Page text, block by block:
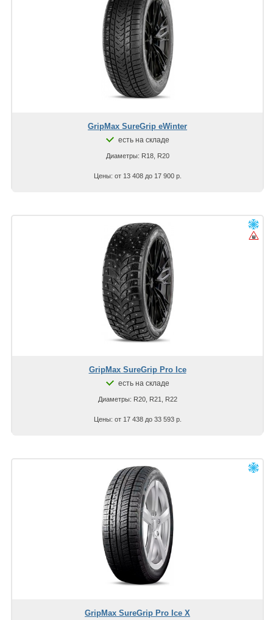
GripMax SureGrip eWinter
есть на складе
Диаметры: R18, R20
Цены: от 13 408 до 17 900 р.
GripMax SureGrip Pro Ice
есть на складе
Диаметры: R20, R21, R22
Цены: от 17 438 до 33 593 р.
GripMax SureGrip Pro Ice X